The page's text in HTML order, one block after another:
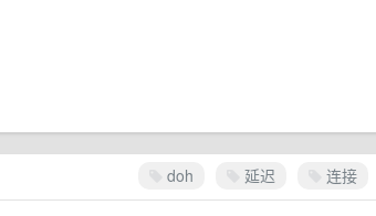
doh 延迟 连接